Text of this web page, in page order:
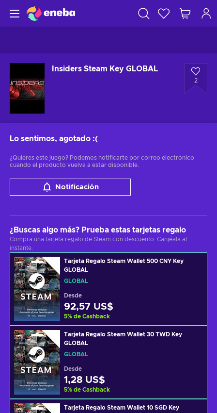
Insiders Steam Key GLOBAL
2
Lo sentimos, agotado :(
¿Quieres este juego? Podemos notificarte por correo electrónico
cuando el producto vuelva a estar disponible.
Notificación
¿Buscas algo más? Prueba estas tarjetas regalo
Compra una tarjeta regalo de Steam con descuento. Canjéala al
instante.
Tarjeta Regalo Steam Wallet 500 CNY Key
GLOBAL
GLOBAL
Desde
92,57 US$
5% de Cashback
Tarjeta Regalo Steam Wallet 30 TWD Key
GLOBAL
GLOBAL
Desde
1,28 US$
5% de Cashback
Tarjeta Regalo Steam Wallet 10 SGD Key